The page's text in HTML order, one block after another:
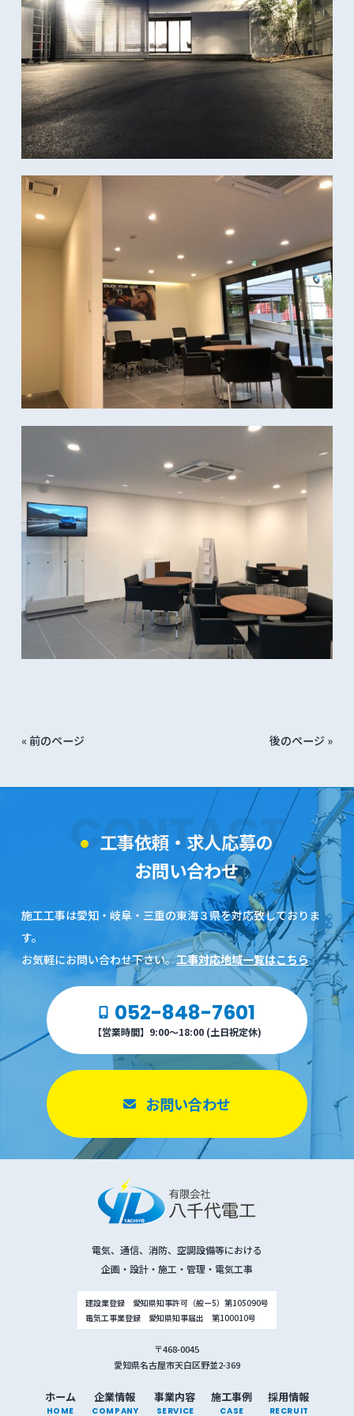
« 前のページ 後のページ »
工事依頼・求人応募の
お問い合わせ
CONTACT
施工工事は愛知・岐阜・三重の東海３県を対応致しておりま
す。
お気軽にお問い合わせ下さい。工事対応地域一覧はこちら
052-848-7601
【営業時間】9:00～18:00 (土日祝定休)
お問い合わせ
電気、通信、消防、空調設備等における
企画・設計・施工・管理・電気工事
建設業登録 愛知県知事許可（般ー5）第105090号
電気工事業登録 愛知県知事届出 第100010号
〒468-0045
愛知県名古屋市天白区野並2-369
ホーム
HOME
企業情報
COMPANY
事業内容
SERVICE
施工事例
CASE
採用情報
RECRUIT